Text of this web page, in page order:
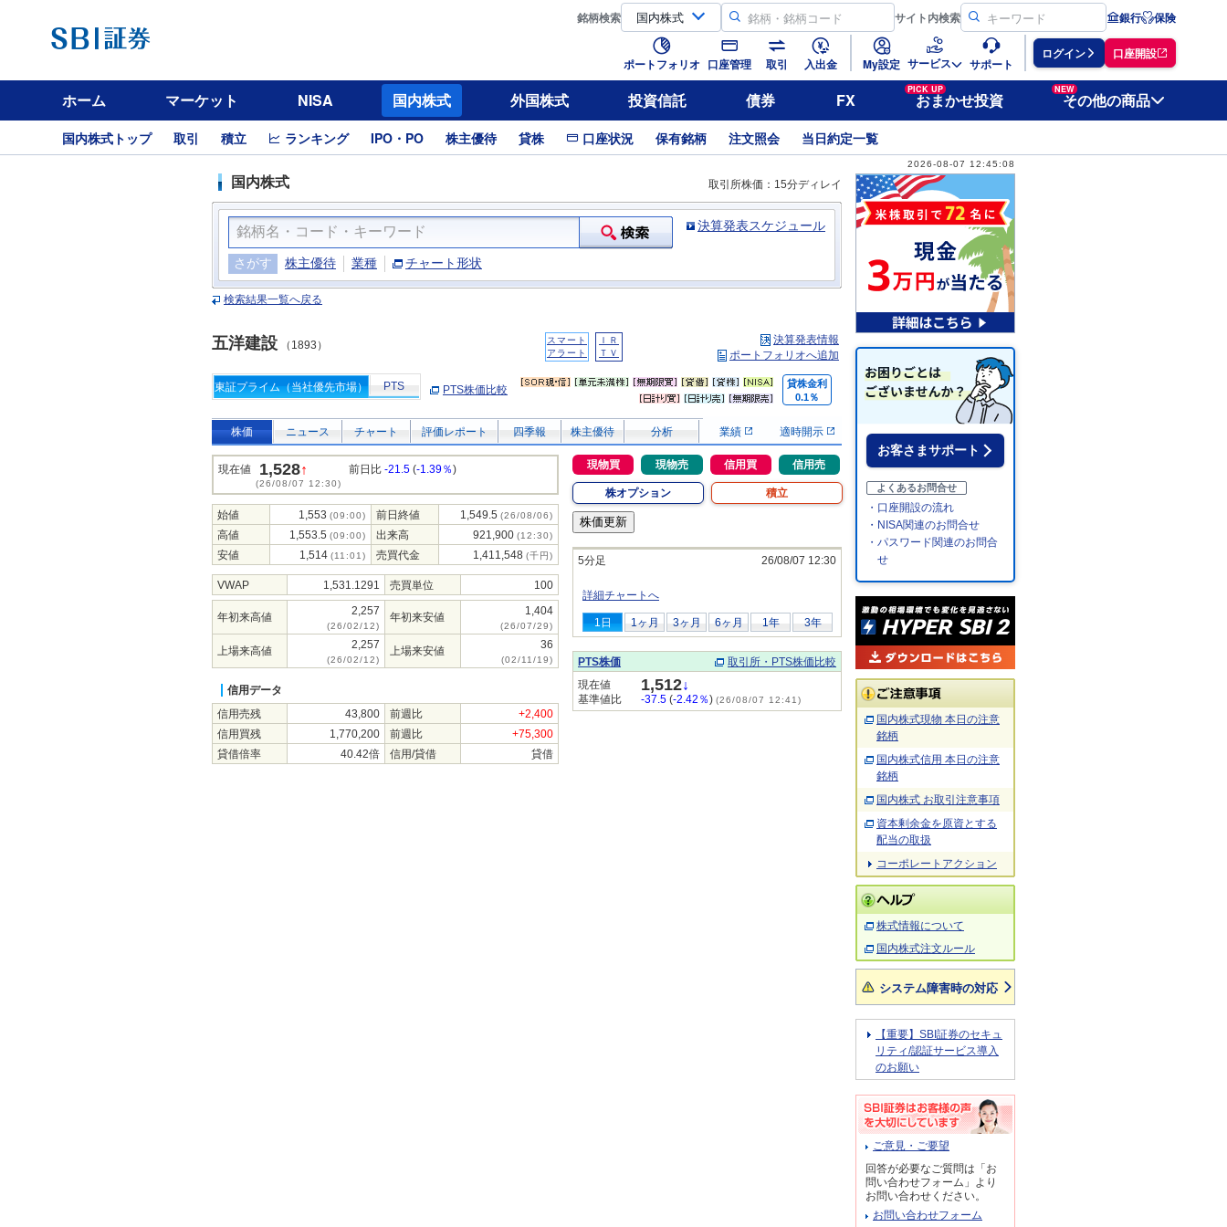
銘柄検索 サイト内検索 銀行 保険
ポートフォリオ 口座管理 取引 入出金 My設定 サービス サポート
ログイン 口座開設
ホーム マーケット NISA 国内株式 外国株式 投資信託 債券 FX
PICK UP
おまかせ投資
NEW
その他の商品
国内株式トップ 取引 積立 ランキング IPO・PO 株主優待 貸株 口座状況 保有銘柄 注文照会 当日約定一覧
2026-08-07 12:45:08
国内株式 取引所株価：15分ディレイ
決算発表スケジュール
さがす 株主優待 業種 チャート形状
検索結果一覧へ戻る
五洋建設 （1893）
スマート
アラート
ＩＲ
ＴＶ
決算発表情報
ポートフォリオへ追加
東証プライム（当社優先市場） PTS PTS株価比較
貸株金利
0.1％
株価 ニュース チャート 評価レポート 四季報 株主優待 分析 業績 適時開示
現在値 1,528↑
(26/08/07 12:30)
前日比 -21.5 (-1.39％)
始値 1,553 (09:00) 前日終値 1,549.5 (26/08/06)
高値 1,553.5 (09:00) 出来高 921,900 (12:30)
安値 1,514 (11:01) 売買代金 1,411,548 (千円)
VWAP 1,531.1291 売買単位 100
年初来高値 2,257
(26/02/12)
年初来安値 1,404
(26/07/29)
上場来高値 2,257
(26/02/12)
上場来安値 36
(02/11/19)
信用データ
信用売残
43,800 前週比
+2,400
信用買残
1,770,200 前週比
+75,300
貸借倍率
40.42倍 信用/貸借 貸借
現物買 現物売 信用買 信用売
株オプション 積立
5分足 26/08/07 12:30
詳細チャートへ
1日 1ヶ月 3ヶ月 6ヶ月 1年 3年
PTS株価
取引所・PTS株価比較
現在値
1,512↓
基準値比 -37.5 (-2.42％) (26/08/07 12:41)
お客さまサポート
よくあるお問合せ
・口座開設の流れ
・NISA関連のお問合せ
・パスワード関連のお問合
せ
国内株式現物 本日の注意
銘柄
国内株式信用 本日の注意
銘柄
国内株式 お取引注意事項
資本剰余金を原資とする
配当の取扱
コーポレートアクション
株式情報について
国内株式注文ルール
システム障害時の対応
【重要】SBI証券のセキュ
リティ/認証サービス導入
のお願い
ご意見・ご要望
回答が必要なご質問は「お
問い合わせフォーム」より
お問い合わせください。
お問い合わせフォーム